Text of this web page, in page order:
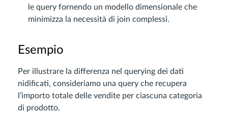
le query fornendo un modello dimensionale che
minimizza la necessità di join complessi.
Esempio
Per illustrare la differenza nel querying dei dati
nidificati, consideriamo una query che recupera
l’importo totale delle vendite per ciascuna categoria
di prodotto.